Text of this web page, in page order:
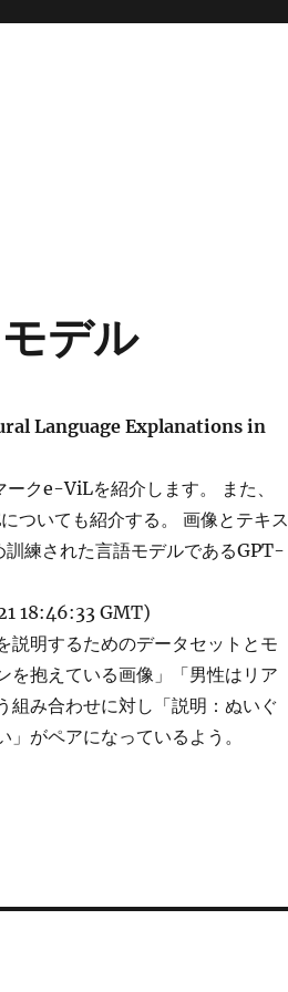
デル
Language Explanations in
クe-ViLを紹介します。 また、
ついても紹介する。 画像とテキス
訓練された言語モデルであるGPT-
18:46:33 GMT)
説明するためのデータセットとモ
を抱えている画像」「男性はリア
組み合わせに対し「説明：ぬいぐ
がペアになっているよう。